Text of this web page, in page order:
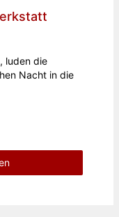
luden die
Nacht in die